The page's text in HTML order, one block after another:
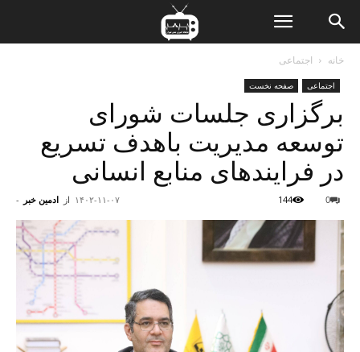
خانه اجتماعی
اجتماعی صفحه نخست
برگزاری جلسات شورای
توسعه مدیریت باهدف تسریع
در فرایندهای منابع انسانی
از ادمین خبر - ۱۴۰۲-۱۱-۰۷ 0
144